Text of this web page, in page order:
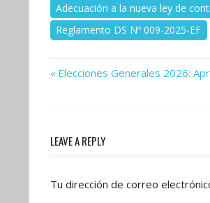
Adecuación a la nueva ley de
Reglamento DS Nº 009-2025-EF
Navegación
entradas
Previous
Elecciones Generales 2026:
LEAVE A REPLY
Tu dirección de correo